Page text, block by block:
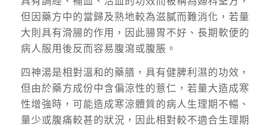
但因藥方中的當歸及熟地較為滋膩而難消化，若量
大則具有滑腸的作用，因此腸胃不好、長期軟便的
病人服用後反而容易腹瀉或腹脹。
四神湯是相對溫和的藥膳，具有健脾利濕的功效，
但由於藥方成份中含偏涼性的薏仁，若量大造成寒
性增強時，可能造成寒涼體質的病人生理期不暢、
量少或腹痛較甚的狀況，因此相對較不適合生理期